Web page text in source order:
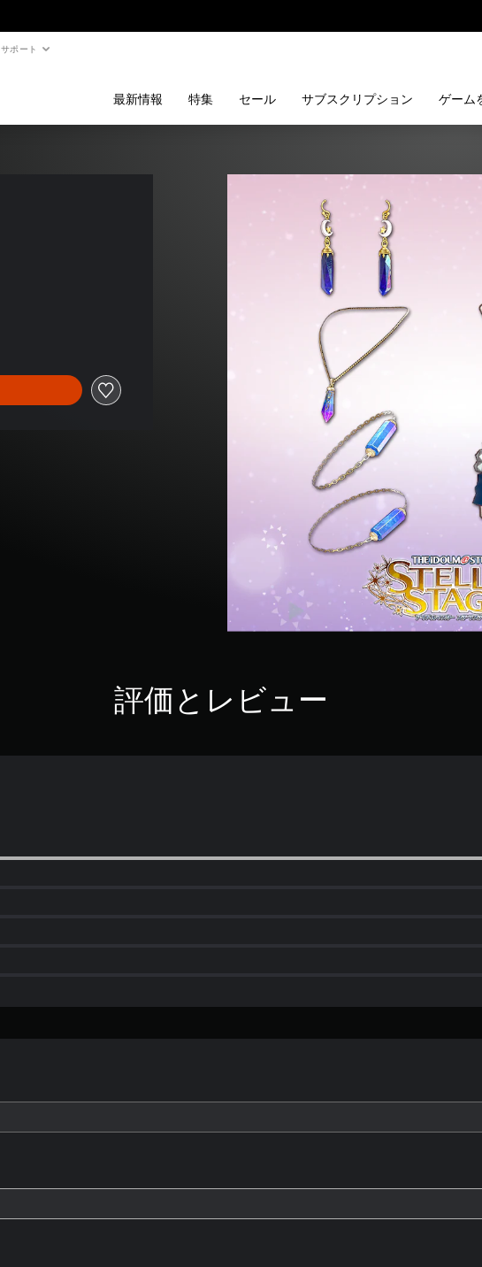
サポート
最新情報 特集 セール サブスクリプション ゲーム
評価とレビュー